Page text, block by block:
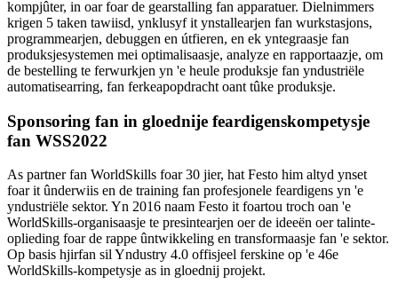
kompjûter, in oar foar de gearstalling fan apparatuer. Dielnimmers
krigen 5 taken tawiisd, ynklusyf it ynstallearjen fan wurkstasjons,
programmearjen, debuggen en útfieren, en ek yntegraasje fan
produksjesystemen mei optimalisaasje, analyze en rapportaazje, om
de bestelling te ferwurkjen yn 'e heule produksje fan yndustriële
automatisearring, fan ferkeapopdracht oant tûke produksje.
Sponsoring fan in gloednije feardigenskompetysje
fan WSS2022
As partner fan WorldSkills foar 30 jier, hat Festo him altyd ynset
foar it ûnderwiis en de training fan profesjonele feardigens yn 'e
yndustriële sektor. Yn 2016 naam Festo it foartou troch oan 'e
WorldSkills-organisaasje te presintearjen oer de ideeën oer talinte-
oplieding foar de rappe ûntwikkeling en transformaasje fan 'e sektor.
Op basis hjirfan sil Yndustry 4.0 offisjeel ferskine op 'e 46e
WorldSkills-kompetysje as in gloednij projekt.